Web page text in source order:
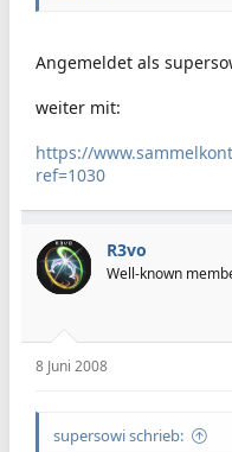
Angemeldet als
weiter mit:
https://
ref=1030
R3vo
Well-known
8 Juni 2008
supersowi schrieb: